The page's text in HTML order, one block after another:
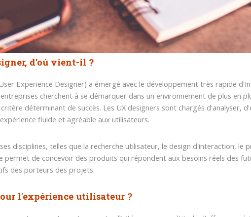
d’où vient-il ?
Experience Designer) a émergé avec le développement très rapide
cherchent à se démarquer dans un environnement de plus en
déterminant de succès. Les UX designers sont chargés d'analyser,
fluide et agréable aux utilisateurs.
disciplines, telles que la recherche utilisateur, le design d'interaction, le
permet de concevoir des produits qui répondent aux besoins réels des
des porteurs des projets.
l'expérience utilisateur ?